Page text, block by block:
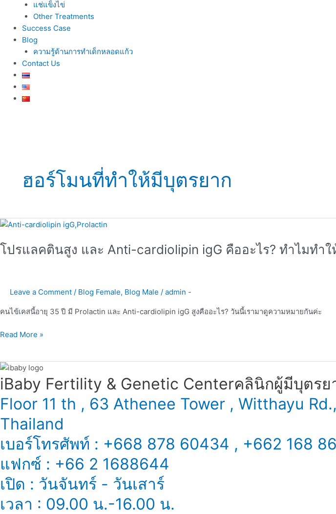
แช่แข็งไข่
Other Treatments
Success Case
Blog
ความรู้ด้านการทำเด็กหลอดแก้ว
Contact Us
ฮอร์โมนที่ทำให้มีบุตรยาก
โปรแลคตินสูง และ Anti-cardiolipin igG คืออะไร? ทำไมทำ
Leave a Comment / Blog Female, Blog Male / admin -
คนไข้เคสนี้อายุ 35 ปี มี Prolactin และ Anti-cardiolipin igG สูงคืออะไร? วันนี้เรามาดูความหมายกันค่ะ
โปร
คติ
cardiolipin
igG
คือ
ทำไม
มี
ลูก
ยาก
Read More »
iBaby Fertility & Genetic Center​ คลินิกผู้มีบุตร
Floor 11 th , 63 Athenee Tower , Witthayu
Thailand
เบอร์โทรศัพท์ : +668 878 60434 , +662 168
แฟกซ์ : +66 2 1688644
เปิด : วันจันทร์ - วันเสาร์
เวลา : 09.00 น.-16.00 น.